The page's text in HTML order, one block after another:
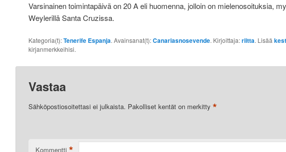
Varsinainen toimintapäivä on 20 A eli huomenna, jolloin on mielenosoituksia,
Weylerillä Santa Cruzissa.
Kategoria(t):Tenerife Espanja. Avainsanat(t):Canariasnosevende. Kirjoittaja:riitta. Lisää
kirjanmerkkeihisi.
Vastaa
Sähköpostiosoitettasi ei julkaista. Pakolliset kentät on merkitty *
Kommentti